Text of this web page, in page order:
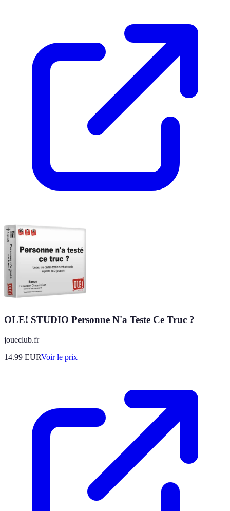
OLE! STUDIO Personne N'a Teste Ce Truc ?
joueclub.fr
14.99 EURVoir le prix